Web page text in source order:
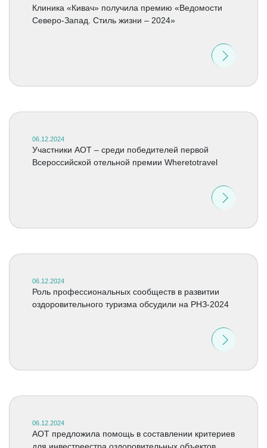
Клиника «Кивач» получила премию «Ведомости
Северо-Запад. Стиль жизни – 2024»
06.12.2024
Участники АОТ – среди победителей первой
Всероссийской отельной премии Wheretotravel
06.12.2024
Роль профессиональных сообществ в развитии
оздоровительного туризма обсудили на РНЗ-2024
06.12.2024
АОТ предложила помощь в составлении критериев